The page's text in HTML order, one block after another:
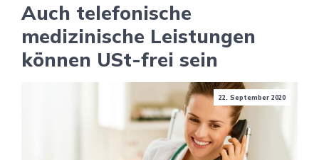
Auch telefonische
medizinische Leistungen
können USt-frei sein
22. September 2020